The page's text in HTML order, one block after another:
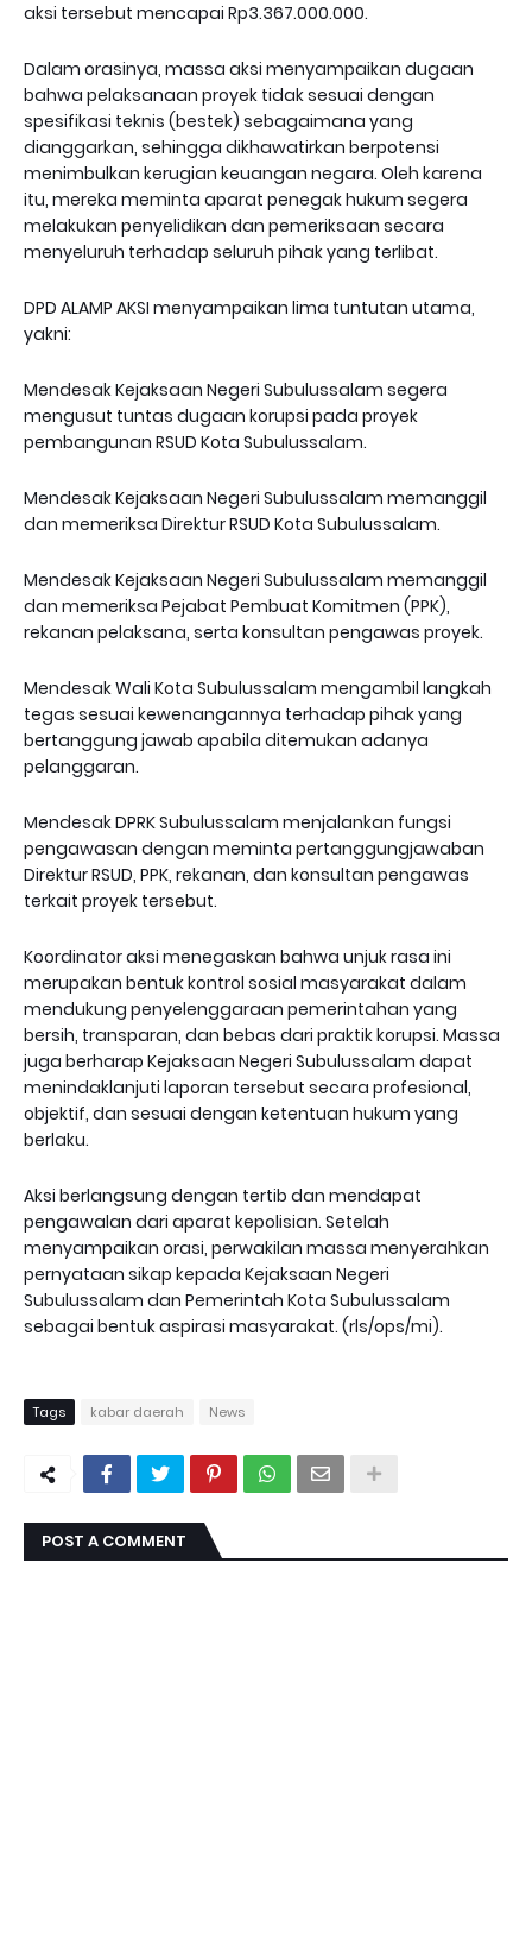
aksi tersebut mencapai Rp3.367.000.000.
Dalam orasinya, massa aksi menyampaikan dugaan
bahwa pelaksanaan proyek tidak sesuai dengan
spesifikasi teknis (bestek) sebagaimana yang
dianggarkan, sehingga dikhawatirkan berpotensi
menimbulkan kerugian keuangan negara. Oleh karena
itu, mereka meminta aparat penegak hukum segera
melakukan penyelidikan dan pemeriksaan secara
menyeluruh terhadap seluruh pihak yang terlibat.
DPD ALAMP AKSI menyampaikan lima tuntutan utama,
yakni:
Mendesak Kejaksaan Negeri Subulussalam segera
mengusut tuntas dugaan korupsi pada proyek
pembangunan RSUD Kota Subulussalam.
Mendesak Kejaksaan Negeri Subulussalam memanggil
dan memeriksa Direktur RSUD Kota Subulussalam.
Mendesak Kejaksaan Negeri Subulussalam memanggil
dan memeriksa Pejabat Pembuat Komitmen (PPK),
rekanan pelaksana, serta konsultan pengawas proyek.
Mendesak Wali Kota Subulussalam mengambil langkah
tegas sesuai kewenangannya terhadap pihak yang
bertanggung jawab apabila ditemukan adanya
pelanggaran.
Mendesak DPRK Subulussalam menjalankan fungsi
pengawasan dengan meminta pertanggungjawaban
Direktur RSUD, PPK, rekanan, dan konsultan pengawas
terkait proyek tersebut.
Koordinator aksi menegaskan bahwa unjuk rasa ini
merupakan bentuk kontrol sosial masyarakat dalam
mendukung penyelenggaraan pemerintahan yang
bersih, transparan, dan bebas dari praktik korupsi. Massa
juga berharap Kejaksaan Negeri Subulussalam dapat
menindaklanjuti laporan tersebut secara profesional,
objektif, dan sesuai dengan ketentuan hukum yang
berlaku.
Aksi berlangsung dengan tertib dan mendapat
pengawalan dari aparat kepolisian. Setelah
menyampaikan orasi, perwakilan massa menyerahkan
pernyataan sikap kepada Kejaksaan Negeri
Subulussalam dan Pemerintah Kota Subulussalam
sebagai bentuk aspirasi masyarakat. (rls/ops/mi).
Tags kabar daerah News
POST A COMMENT